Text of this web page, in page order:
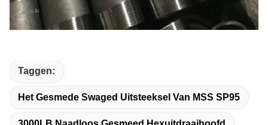
Taggen:
Het Gesmede Swaged Uitsteeksel Van MSS SP95